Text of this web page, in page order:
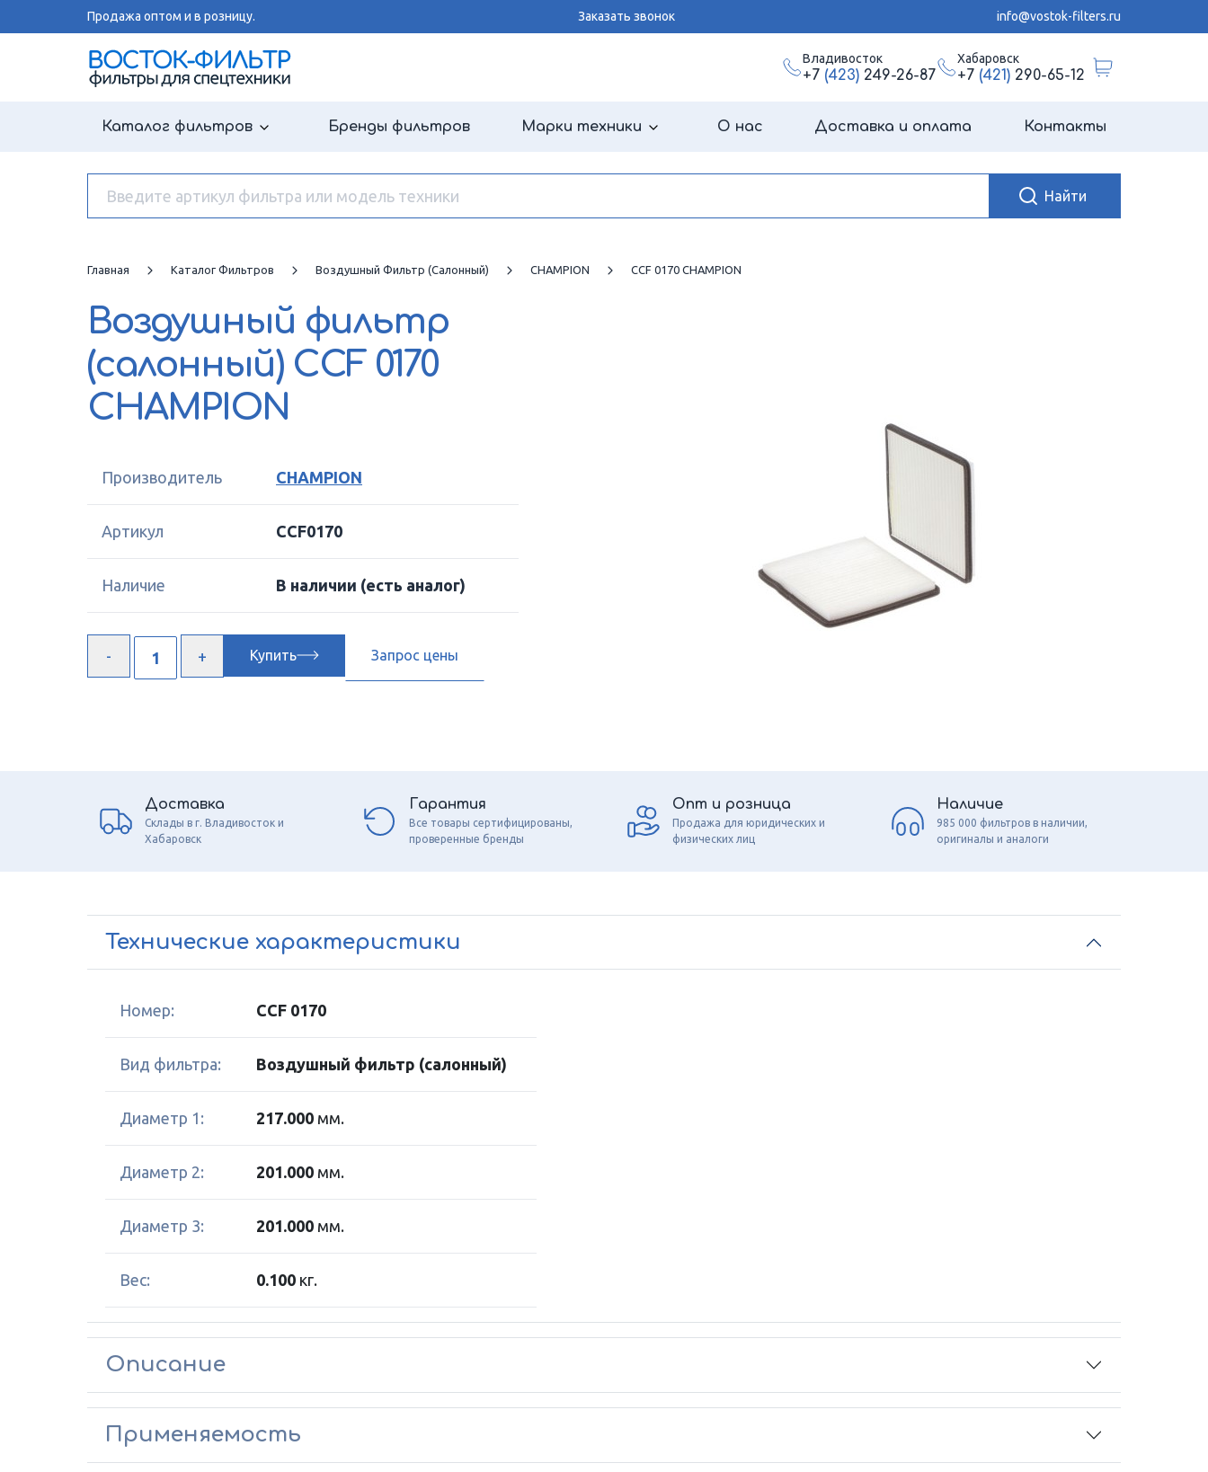
Продажа оптом и в розницу. Заказать звонок info@vostok-filters.ru
Владивосток
+7 (423)249-26-87
Хабаровск
+7 (421)290-65-12
Каталог фильтров Бренды фильтров Марки техники О нас Доставка и оплата Контакты
Главная Каталог Фильтров Воздушный Фильтр (салонный) CHAMPION CCF 0170 CHAMPION
Воздушный фильтр
(салонный) CCF 0170
CHAMPION
Производитель CHAMPION
Артикул CCF0170
Наличие В наличии (есть аналог)
Купить Запрос цены
Доставка
Склады в г. Владивосток и
Хабаровск
Гарантия
Все товары сертифицированы,
проверенные бренды
Опт и розница
Продажа для юридических и
физических лиц
Наличие
985 000 фильтров в наличии,
оригиналы и аналоги
Технические характеристики
Номер: CCF 0170
Вид фильтра: Воздушный фильтр (салонный)
Диаметр 1: 217.000 мм.
Диаметр 2: 201.000 мм.
Диаметр 3: 201.000 мм.
Вес: 0.100 кг.
Описание
Применяемость